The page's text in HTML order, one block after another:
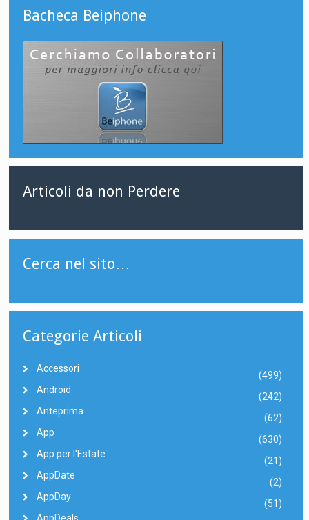
Bacheca Beiphone
Articoli da non Perdere
Cerca nel sito…
Categorie Articoli
Accessori
(499)
Android
(242)
Anteprima
(62)
App
(630)
App per l'Estate
(21)
AppDate
(2)
AppDay
(51)